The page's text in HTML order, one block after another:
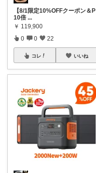
【8/1限定10%OFFクーポン＆P
10倍 ...
￥ 119,900
0 0 22
コレ いいね